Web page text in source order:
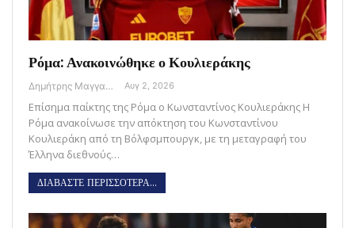
Ρόμα: Ανακοινώθηκε ο Κουλιεράκης
Δημήτρης Μαγγανάρης Αυγ 2, 2026
Επίσημα παίκτης της Ρόμα ο Κωνσταντίνος Κουλιεράκης Η
Ρόμα ανακοίνωσε την απόκτηση του Κωνσταντίνου
Κουλιεράκη από τη Βόλφσμπουργκ, με τη μεταγραφή του
Έλληνα διεθνούς…
ΔΙΑΒΑΣΤΕ ΠΕΡΙΣΣΟΤΕΡΑ...